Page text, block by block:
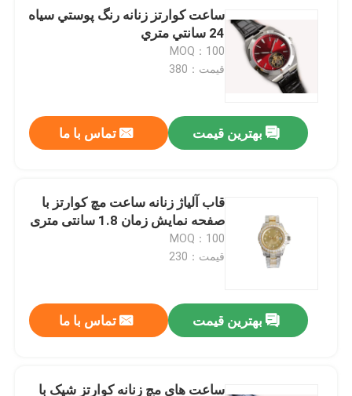
ساعت کوارتز زنانه رنگ پوستي سياه
24 سانتي متري
MOQ：100
قیمت：380
بهترین قیمت تماس با ما
قاب آلیاژ زنانه ساعت مچ کوارتز با
صفحه نمایش زمان 1.8 سانتی متری
MOQ：100
قیمت：230
بهترین قیمت تماس با ما
ساعت های مچ زنانه کوارتز شیک با